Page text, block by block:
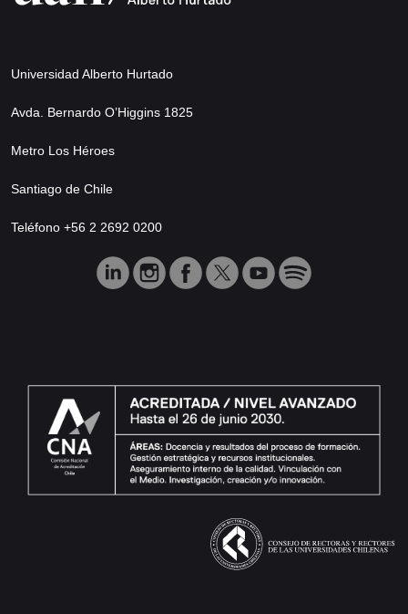
Universidad Alberto Hurtado
Avda. Bernardo O’Higgins 1825
Metro Los Héroes
Santiago de Chile
Teléfono +56 2 2692 0200